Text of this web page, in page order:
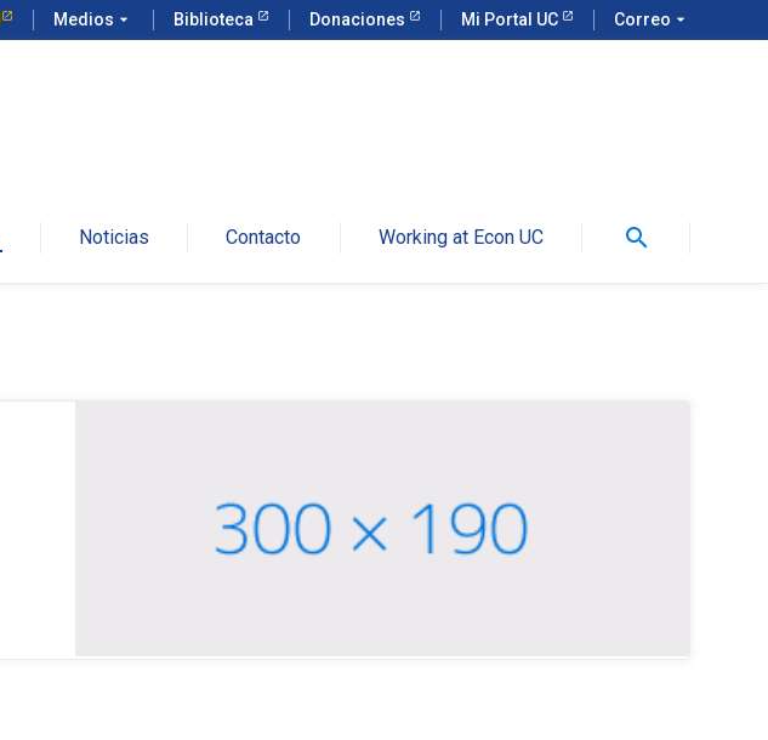
Medios arrow_drop_down Biblioteca Donaciones Mi Portal UC Correo arrow_drop_down
Noticias Contacto Working at Econ UC search